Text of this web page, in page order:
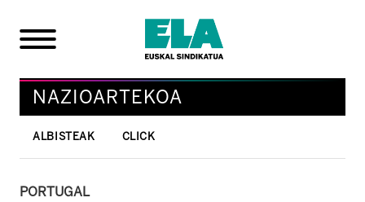
NAZIOARTEKOA
ALBISTEAK CLICK
PORTUGAL